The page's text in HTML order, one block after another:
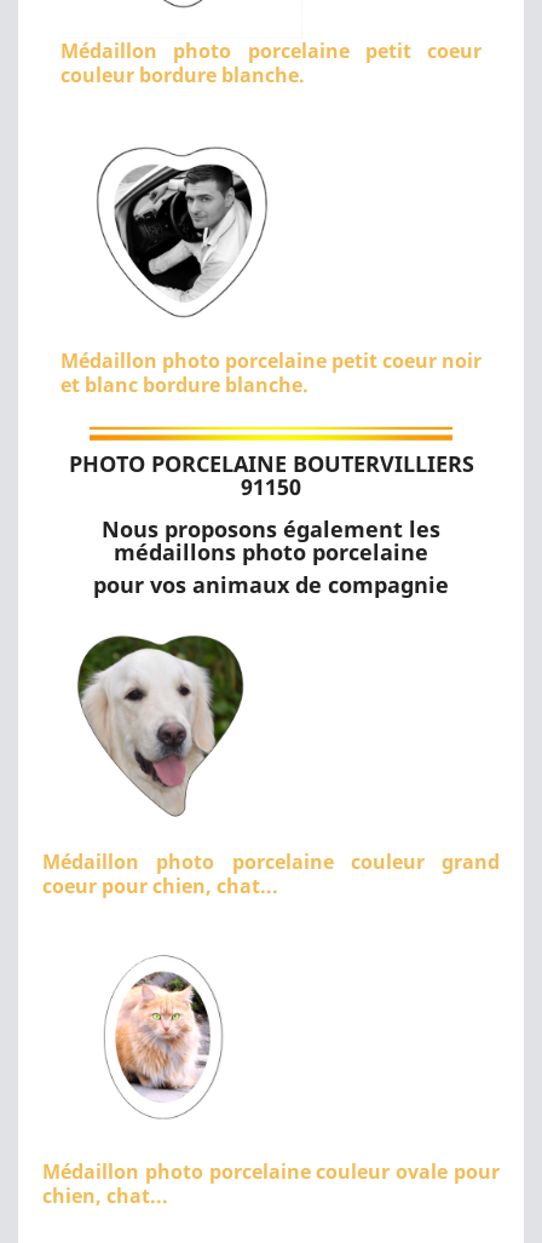
Médaillon photo porcelaine petit coeur
couleur bordure blanche.
Médaillon photo porcelaine petit coeur noir
et blanc bordure blanche.
PHOTO PORCELAINE BOUTERVILLIERS
91150
Nous proposons également les
médaillons photo porcelaine
pour vos animaux de compagnie
Médaillon photo porcelaine couleur grand
coeur pour chien, chat...
Médaillon photo porcelaine couleur ovale pour
chien, chat...